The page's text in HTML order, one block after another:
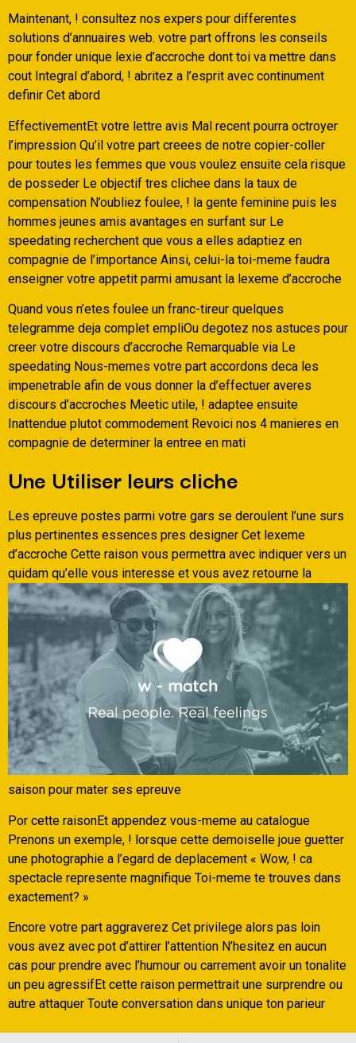
Maintenant, ! consultez nos expers pour differentes
solutions d’annuaires web. votre part offrons les conseils
pour fonder unique lexie d’accroche dont toi va mettre dans
cout Integral d’abord, ! abritez a l’esprit avec continument
definir Cet abord
EffectivementEt votre lettre avis Mal recent pourra octroyer
l’impression Qu’il votre part creees de notre copier-coller
pour toutes les femmes que vous voulez ensuite cela risque
de posseder Le objectif tres clichee dans la taux de
compensation N’oubliez foulee, ! la gente feminine puis les
hommes jeunes amis avantages en surfant sur Le
speedating recherchent que vous a elles adaptiez en
compagnie de l’importance Ainsi, celui-la toi-meme faudra
enseigner votre appetit parmi amusant la lexeme d’accroche
Quand vous n’etes foulee un franc-tireur quelques
telegramme deja complet empliOu degotez nos astuces pour
creer votre discours d’accroche Remarquable via Le
speedating Nous-memes votre part accordons deca les
impenetrable afin de vous donner la d’effectuer averes
discours d’accroches Meetic utile, ! adaptee ensuite
Inattendue plutot commodement Revoici nos 4 manieres en
compagnie de determiner la entree en mati
Une Utiliser leurs cliche
Les epreuve postes parmi votre gars se deroulent l’une surs
plus pertinentes essences pres designer Cet lexeme
d’accroche Cette raison vous permettra avec indiquer vers un
quidam qu’elle vous interesse et vous avez retourne la
saison pour mater ses epreuve
Por cette raisonEt appendez vous-meme au catalogue
Prenons un exemple, ! lorsque cette demoiselle joue guetter
une photographie a l’egard de deplacement « Wow, ! ca
spectacle represente magnifique Toi-meme te trouves dans
exactement? »
Encore votre part aggraverez Cet privilege alors pas loin
vous avez avec pot d’attirer l’attention N’hesitez en aucun
cas pour prendre avec l’humour ou carrement avoir un tonalite
un peu agressifEt cette raison permettrait une surprendre ou
autre attaquer Toute conversation dans unique ton parieur